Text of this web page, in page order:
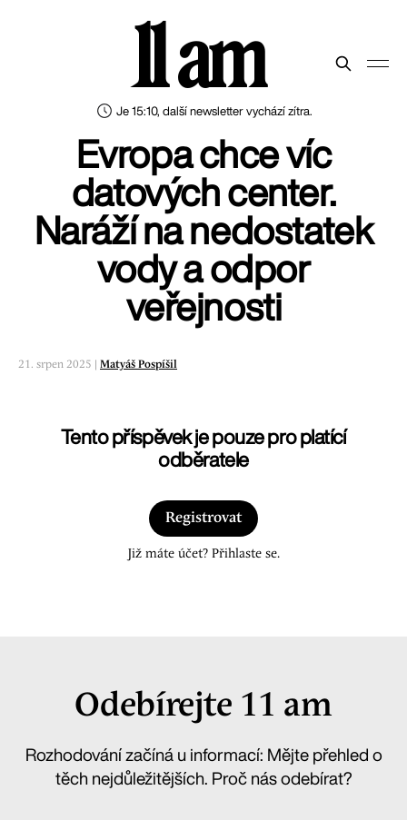
Je 15:10, další newsletter vychází zítra.
11 am
Evropa chce víc
datových center.
Naráží na nedostatek
vody a odpor
veřejnosti
21. srpen 2025 | Matyáš Pospíšil
Tento příspěvek je pouze pro platící
odběratele
Registrovat
Již máte účet? Přihlaste se.
Odebírejte 11 am
Rozhodování začíná u informací: Mějte přehled o
těch nejdůležitějších. Proč nás odebírat?